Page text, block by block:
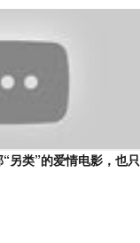
“另类”的爱情电影，也只